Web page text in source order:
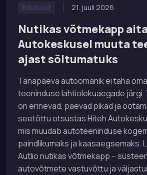
Edulood 21. juuli 2026
Nutikas võtmekapp
Autokeskusel muuta
ajast sõltumatuks
Tänapäeva autoomanik ei taha
teeninduse lahtiolekuaegade
on erinevad, päevad pikad ja
seetõttu otsustas Hiteh
mis muudab autoteeninduse
paindlikumaks ja kaasaegsemaks.
Autlio nutikas võtmekapp –
autovõtmete vastuvõttu ja